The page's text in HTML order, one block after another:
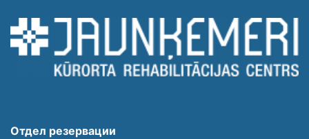
Отдел резервации